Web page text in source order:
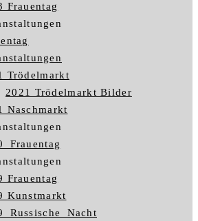
Frauentag
Trödelmarkt
2021 Trödelmarkt Bilder
Naschmarkt
Frauentag
Kunstmarkt